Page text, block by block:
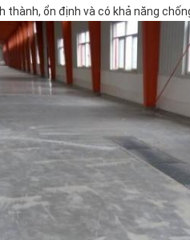
thành, ổn định và có khả năng